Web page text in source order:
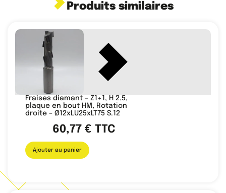
Produits similaires
Fraises diamant – Z1+1, H 2.5,
plaque en bout HM, Rotation
droite – Ø12xLU25xLT75 S.12
60,77 € TTC
Ajouter au panier